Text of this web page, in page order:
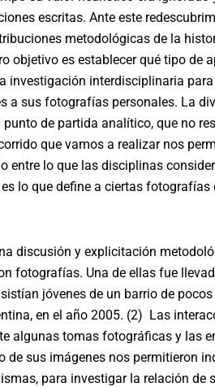
escritas. Ante este
metodológicas de la
objetivo es establecer qué tipo de
investigación interdisciplinaria
a sus fotografías personales. La
de partida analítico, que no
que vamos a realizar nos
entre lo que las disciplinas
lo que define a ciertas
discusión y explicitación
fotografías. Una de ellas fue
jóvenes de un barrio de
en el año 2005. (2) Las
algunas tomas fotográficas y las
de sus imágenes nos permitieron
para investigar la relación de